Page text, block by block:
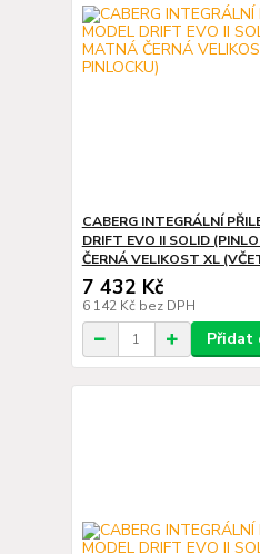
CABERG INTEGRÁLNÍ
DRIFT EVO II SOLID
ČERNÁ VELIKOST XL
7 432 Kč
6 142 Kč bez DPH
Přidat